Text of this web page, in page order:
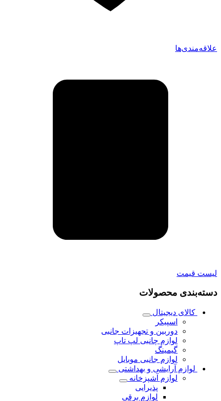
علاقه‌مندی‌ها
لیست قیمت
دسته‌بندی محصولات
کالای دیجیتال
اسپیکر
دوربین و تجهیزات جانبی
لوازم چانبی لپ تاپ
گیمینگ
لوازم جانبی موبایل
لوازم آرایشی و بهداشتی
لوازم آشپزخانه
پذیرایی
لوازم برقی